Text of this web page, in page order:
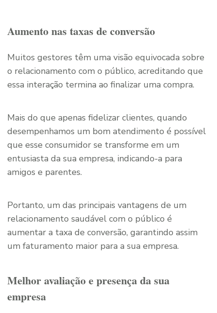
Aumento nas taxas de conversão
Muitos gestores têm uma visão equivocada sobre
o relacionamento com o público, acreditando que
essa interação termina ao finalizar uma compra.
Mais do que apenas fidelizar clientes, quando
desempenhamos um bom atendimento é possível
que esse consumidor se transforme em um
entusiasta da sua empresa, indicando-a para
amigos e parentes.
Portanto, um das principais vantagens de um
relacionamento saudável com o público é
aumentar a taxa de conversão, garantindo assim
um faturamento maior para a sua empresa.
Melhor avaliação e presença da sua
empresa